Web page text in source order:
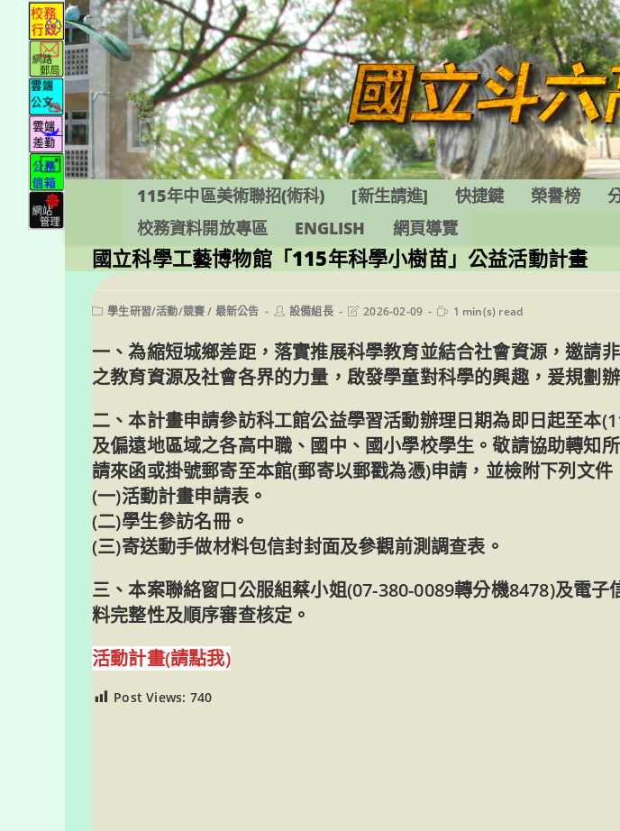
115年中區美術聯招(術科) [新生請進] 快捷鍵 榮譽榜
校務資料開放專區
ENGLISH 網頁導覽
國立科學工藝博物館「115年科學小樹苗」公益活動計畫
Post學生研習/活動/競賽 / 最新公告
Post設備組長
Post2026-02-09
Reading
1 min(s) read
一、為縮短城鄉差距，落實推展科學教育並結合社會資源，邀請
之教育資源及社會各界的力量，啟發學童對科學的興趣，爰規劃
二、本計畫申請參訪科工館公益學習活動辦理日期為即日起至本
及偏遠地區域之各高中職、國中、國小學校學生。敬請協助轉知
請來函或掛號郵寄至本館(郵寄以郵戳為憑)申請，並檢附下列文件
(一)活動計畫申請表。
(二)學生參訪名冊。
(三)寄送動手做材料包信封封面及參觀前測調查表。
三、本案聯絡窗口公服組蔡小姐(07-380-0089轉分機8478)及電
料完整性及順序審查核定。
活動計畫(請點我)
Post Views: 740